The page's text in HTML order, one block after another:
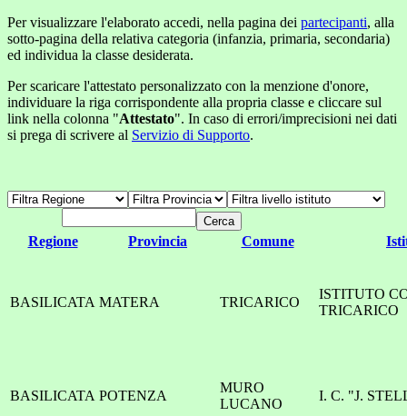
Per visualizzare l'elaborato accedi, nella pagina dei partecipanti, alla
sotto-pagina della relativa categoria (infanzia, primaria, secondaria)
ed individua la classe desiderata.
Per scaricare l'attestato personalizzato con la menzione d'onore,
individuare la riga corrispondente alla propria classe e cliccare sul
link nella colonna "Attestato". In caso di errori/imprecisioni nei dati
si prega di scrivere al Servizio di Supporto.
Regione Provincia Comune
BASILICATA MATERA TRICARICO
ISTITUTO
TRICARICO
BASILICATA POTENZA
MURO
LUCANO
I. C. "J.